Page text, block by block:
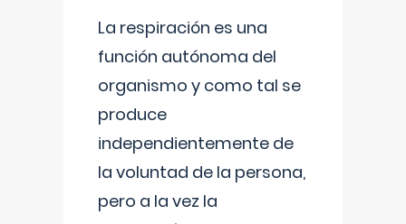
La respiración es una
función autónoma del
organismo y como tal se
produce
independientemente de
la voluntad de la persona,
pero a la vez la